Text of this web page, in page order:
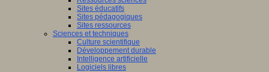
Sites éducatifs
Sites pédagogiques
Sites ressources
Sciences et techniques
Culture scientifique
Développement durable
Intelligence artificielle
Logiciels libres